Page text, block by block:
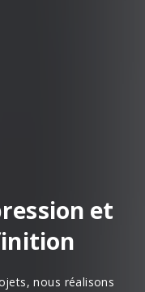
et
nous réalisons